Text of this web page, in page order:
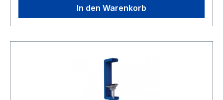
Standardgröße sind für laminierte Oberflächen
erhältlich.
In den Warenkorb